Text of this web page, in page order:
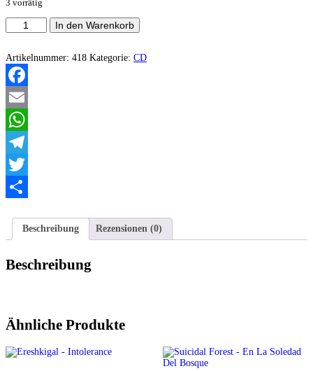
3 vorrätig
Carrasco
-
Del
Martirio
(Demos
2006-
2009)
Menge
In den Warenkorb
Artikelnummer: 418 Kategorie: CD
Facebook
Email
WhatsApp
Telegram
Twitter
Beschreibung
Rezensionen (0)
Beschreibung
Ähnliche Produkte